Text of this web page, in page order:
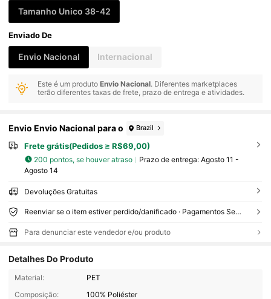
Tamanho Unico 38-42
Enviado De
Envio Nacional Internacional
Este é um produtoEnvio Nacional. Diferentes marketplaces
terão diferentes taxas de frete, prazo de entrega e atividades.
Envio Envio Nacional para o Brazil
Frete grátis(Pedidos ≥ R$69,00)
200 pontos, se houver atraso Prazo de entrega: Agosto 11 -
Agosto 14
Devoluções Gratuitas
Reenviar se o item estiver perdido/danificado · Pagamentos Seguros · Proteção de privacidade
Para denunciar este vendedor e/ou produto
Detalhes Do Produto
Material:
PET
Composição:
100% Poliéster
2.2K Seguidores